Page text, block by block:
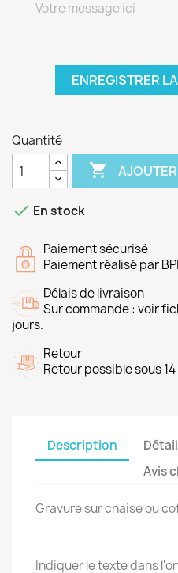
ENREGISTRER
Quantité

 En stock
Paiement sécurisé
Paiement réalisé par
Délais de livraison
Sur commande : voir
jours.
Retour
Retour possible sous
Description
Avis
Gravure sur chaise ou
Indiquer le texte dans